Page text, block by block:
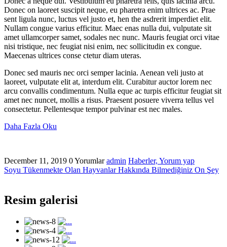
Donec on laoreet suscipit neque, eu pharetra enim ultrices ac. Prae
sent ligula nunc, luctus vel justo et, hen the asdrerit imperdiet elit.
Nullam congue varius efficitur. Maec enas nulla dui, vulputate sit
amet ullamcorper samet, sodales nec nunc. Mauris feugiat orci vitae
nisi tristique, nec feugiat nisi enim, nec sollicitudin ex congue.
Maecenas ultrices conse ctetur diam uteras.
Donec sed mauris nec orci semper lacinia. Aenean veli justo at
laoreet, vulputate elit at, interdum elit. Curabitur auctor lorem nec
arcu convallis condimentum. Nulla eque ac turpis efficitur feugiat sit
amet nec nuncet, mollis a risus. Praesent posuere viverra tellus vel
consectetur. Pellentesque tempor pulvinar est nec males.
Daha Fazla Oku
December 11, 2019 0 Yorumlar admin Haberler, Yorum yap
Soyu Tükenmekte Olan Hayvanlar Hakkında Bilmediğiniz On Şey
Resim galerisi